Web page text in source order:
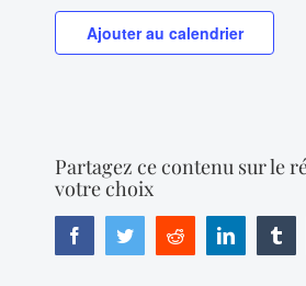
Ajouter au calendrier
Partagez ce contenu sur le
votre choix
FacebookTwitterReddit LinkedIn